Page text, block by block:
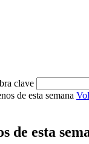
clave
de esta semana
de esta